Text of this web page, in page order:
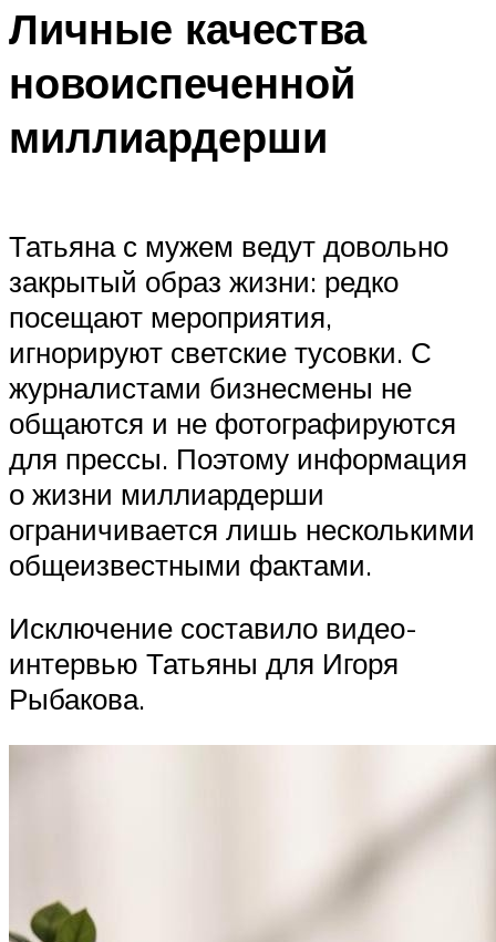
Личные качества
новоиспеченной
миллиардерши
Татьяна с мужем ведут довольно
закрытый образ жизни: редко
посещают мероприятия,
игнорируют светские тусовки. С
журналистами бизнесмены не
общаются и не фотографируются
для прессы. Поэтому информация
о жизни миллиардерши
ограничивается лишь несколькими
общеизвестными фактами.
Исключение составило видео-
интервью Татьяны для Игоря
Рыбакова.